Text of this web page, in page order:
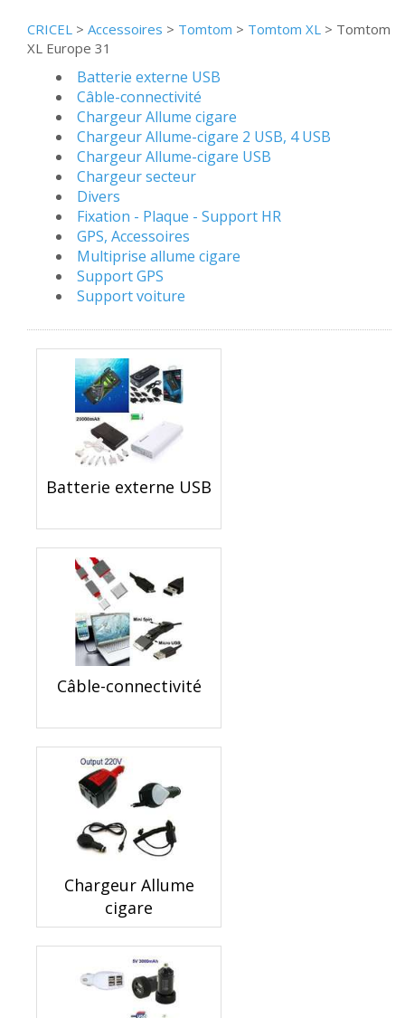
CRICEL > Accessoires > Tomtom > Tomtom XL > Tomtom
XL Europe 31
Batterie externe USB
Câble-connectivité
Chargeur Allume cigare
Chargeur Allume-cigare 2 USB, 4 USB
Chargeur Allume-cigare USB
Chargeur secteur
Divers
Fixation - Plaque - Support HR
GPS, Accessoires
Multiprise allume cigare
Support GPS
Support voiture
Batterie externe USB
Câble-connectivité
Chargeur Allume
cigare